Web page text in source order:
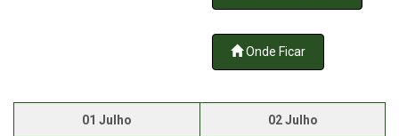
Onde Ficar
01 Julho 02 Julho